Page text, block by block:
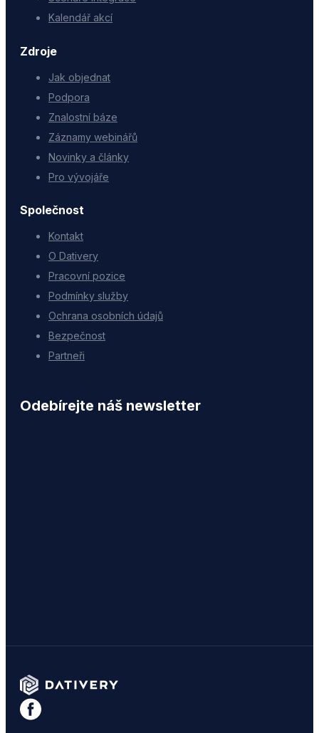
Kalendář akcí
Zdroje
Jak objednat
Podpora
Znalostní báze
Záznamy webinářů
Novinky a články
Pro vývojáře
Společnost
Kontakt
O Dativery
Pracovní pozice
Podmínky služby
Ochrana osobních údajů
Bezpečnost
Partneři
Odebírejte náš newsletter